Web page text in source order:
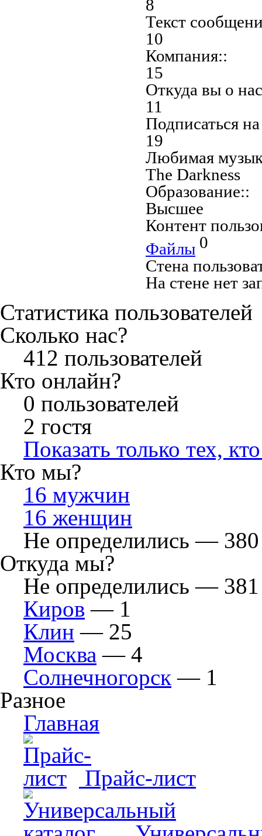
8
Текст
10
Компания::
15
Откуда вы о
11
Подписаться
19
Любимая
The Darkness
Образование::
Высшее
Контент
Файлы 0
Стена
На стене нет
Статистика пользователей
Сколько нас?
412 пользователей
Кто онлайн?
0 пользователей
2 гостя
Показать только тех,
Кто мы?
16 мужчин
16 женщин
Не определились — 380
Откуда мы?
Не определились — 381
Киров — 1
Клин — 25
Москва — 4
Солнечногорск — 1
Разное
Главная
Прайс-лист